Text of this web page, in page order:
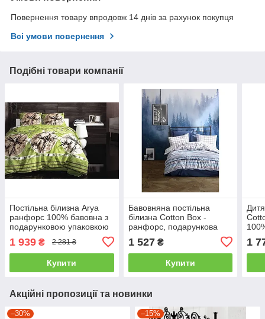
Повернення товару впродовж 14 днів за рахунок покупця
Всі умови повернення
Подібні товари компанії
Постільна білизна Arya
ранфорс 100% бавовна з
подарунковою упаковкою
1 939 ₴ 2 281 ₴
Купити
Бавовняна постільна
білизна Cotton Box -
ранфорс, подарункова
1 527₴
Купити
1
Акційні пропозиції та новинки
–30% –15%